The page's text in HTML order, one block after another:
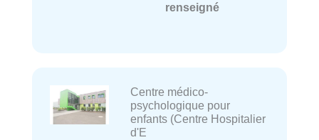
renseigné
Centre médico-
psychologique pour
enfants (Centre Hospitalier
d'E